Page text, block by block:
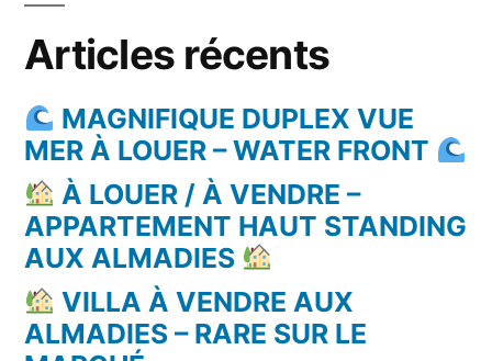
Articles récents
MAGNIFIQUE DUPLEX VUE
MER À LOUER – WATER FRONT
À LOUER / À VENDRE –
APPARTEMENT HAUT STANDING
AUX ALMADIES
VILLA À VENDRE AUX
ALMADIES – RARE SUR LE